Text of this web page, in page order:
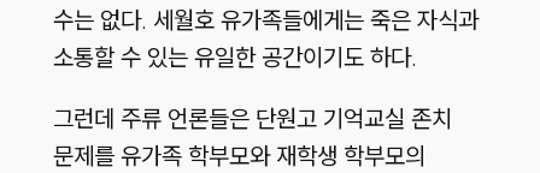
수는 없다. 세월호 유가족들에게는 죽은 자식과
소통할 수 있는 유일한 공간이기도 하다.
그런데 주류 언론들은 단원고 기억교실 존치
문제를 유가족 학부모와 재학생 학부모의